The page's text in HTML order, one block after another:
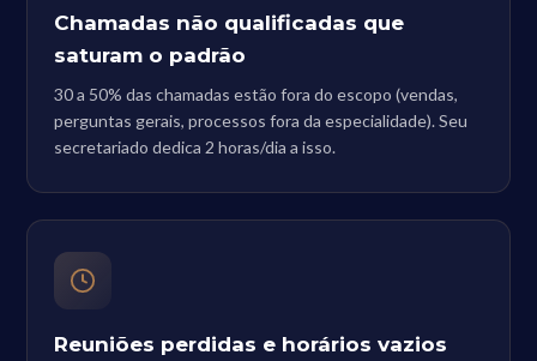
Chamadas não qualificadas que
saturam o padrão
30 a 50% das chamadas estão fora do escopo (vendas,
perguntas gerais, processos fora da especialidade). Seu
secretariado dedica 2 horas/dia a isso.
Reuniões perdidas e horários vazios